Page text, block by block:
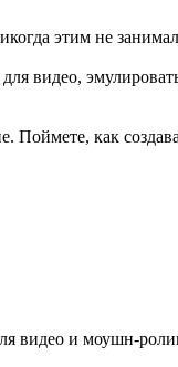
этим не
видео,
как
видео и моушн-